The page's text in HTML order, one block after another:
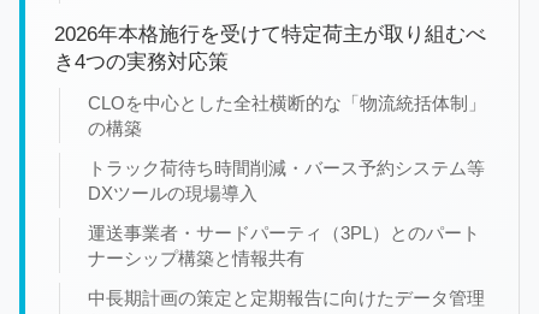
2026年本格施行を受けて特定荷主が取り組むべ
き4つの実務対応策
CLOを中心とした全社横断的な「物流統括体制」
の構築
トラック荷待ち時間削減・バース予約システム等
DXツールの現場導入
運送事業者・サードパーティ（3PL）とのパート
ナーシップ構築と情報共有
中長期計画の策定と定期報告に向けたデータ管理